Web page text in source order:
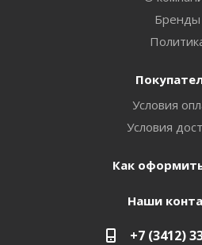
Бренды
Условия
Условия
Как
Наши
+7 (3412)